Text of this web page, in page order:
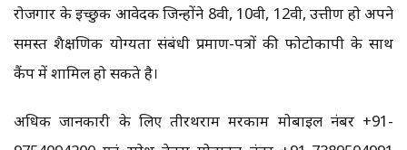
रोजगार के इच्छुक आवेदक जिन्होंने 8वी, 10वी, 12वी, उत्तीर्ण हो अपने
समस्त शैक्षणिक योग्यता संबंधी प्रमाण-पत्रों की फोटोकापी के साथ
कैंप में शामिल हो सकते है।
अधिक जानकारी के लिए तीरथराम मरकाम मोबाइल नंबर +91-